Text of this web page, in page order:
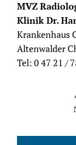
MVZ
Klinik Dr.
Krankenhaus
Altenwalder
Tel: 0 47 21 /